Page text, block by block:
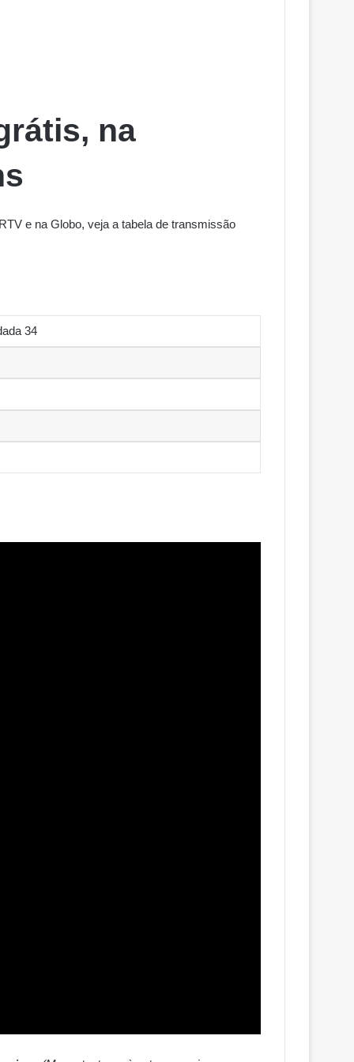
na
e na Globo, veja a tabela de transmissão
34